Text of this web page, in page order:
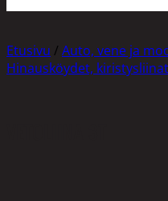
Etusivu / Auto, vene ja
Hinausköydet,